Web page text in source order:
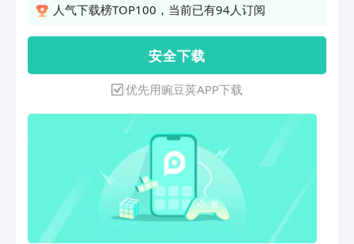
能为一体，为您提供语音识别转写/音频
证等多场景下的录音转文字需求。语音识
别后的内容可以进行一键复制，快速导
出。【产品特色功能】1、录音实时转写
支持汉语、英语、日语等多语言识别转
录，以及word、txt多格式文本导出，准
确率高.2、音视频导入转写支持多格式音
视频导入转写，识别准确，可多语言转
写.3、语言翻译支持实时录音翻译，多语
言翻译转换，音频直接输出，沟通无时
差，转换速度快、准确率高.4、视频转音
频视频导入音频输出，可提取背景音乐、
人气下载榜TOP100，当前已有94人订阅
安 全 下 载
优先用豌豆荚APP下载